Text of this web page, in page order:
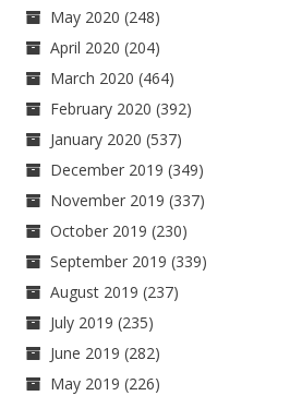
May 2020 (248)
April 2020 (204)
March 2020 (464)
February 2020 (392)
January 2020 (537)
December 2019 (349)
November 2019 (337)
October 2019 (230)
September 2019 (339)
August 2019 (237)
July 2019 (235)
June 2019 (282)
May 2019 (226)